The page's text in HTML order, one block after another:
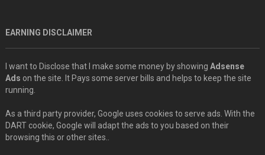
EARNING DISCLAIMER
I want to Disclose that I make some money by showing Adsense
Ads on the site. It Pays some server bills and helps to keep the site
running.
As a third party provider, Google uses cookies to serve ads. With the
DART cookie, Google will adapt the ads to you based on their
browsing this or other sites..